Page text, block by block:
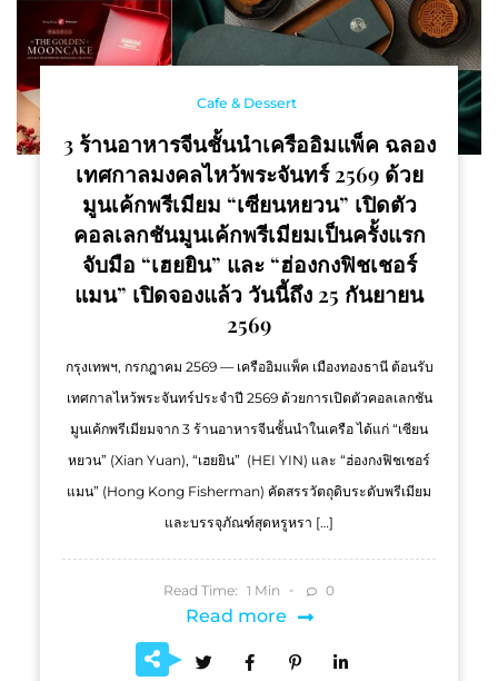
Cafe & Dessert
3 ร้านอาหารจีนชั้นนำเครืออิมแพ็ค ฉลอง
เทศกาลมงคลไหว้พระจันทร์ 2569 ด้วย
มูนเค้กพรีเมียม “เซียนหยวน” เปิดตัว
คอลเลกชันมูนเค้กพรีเมียมเป็นครั้งแรก
จับมือ “เฮยยิน” และ “ฮ่องกงฟิชเชอร์
แมน” เปิดจองแล้ว วันนี้ถึง 25 กันยายน
2569
กรุงเทพฯ, กรกฎาคม 2569 — เครืออิมแพ็ค เมืองทองธานี ต้อนรับ
เทศกาลไหว้พระจันทร์ประจำปี 2569 ด้วยการเปิดตัวคอลเลกชัน
มูนเค้กพรีเมียมจาก 3 ร้านอาหารจีนชั้นนำในเครือ ได้แก่ “เซียน
หยวน” (Xian Yuan), “เฮยยิน” (HEI YIN) และ “ฮ่องกงฟิชเชอร์
แมน” (Hong Kong Fisherman) คัดสรรวัตถุดิบระดับพรีเมียม
และบรรจุภัณฑ์สุดหรูหรา […]
Read Time: 1 Min 0
Read more